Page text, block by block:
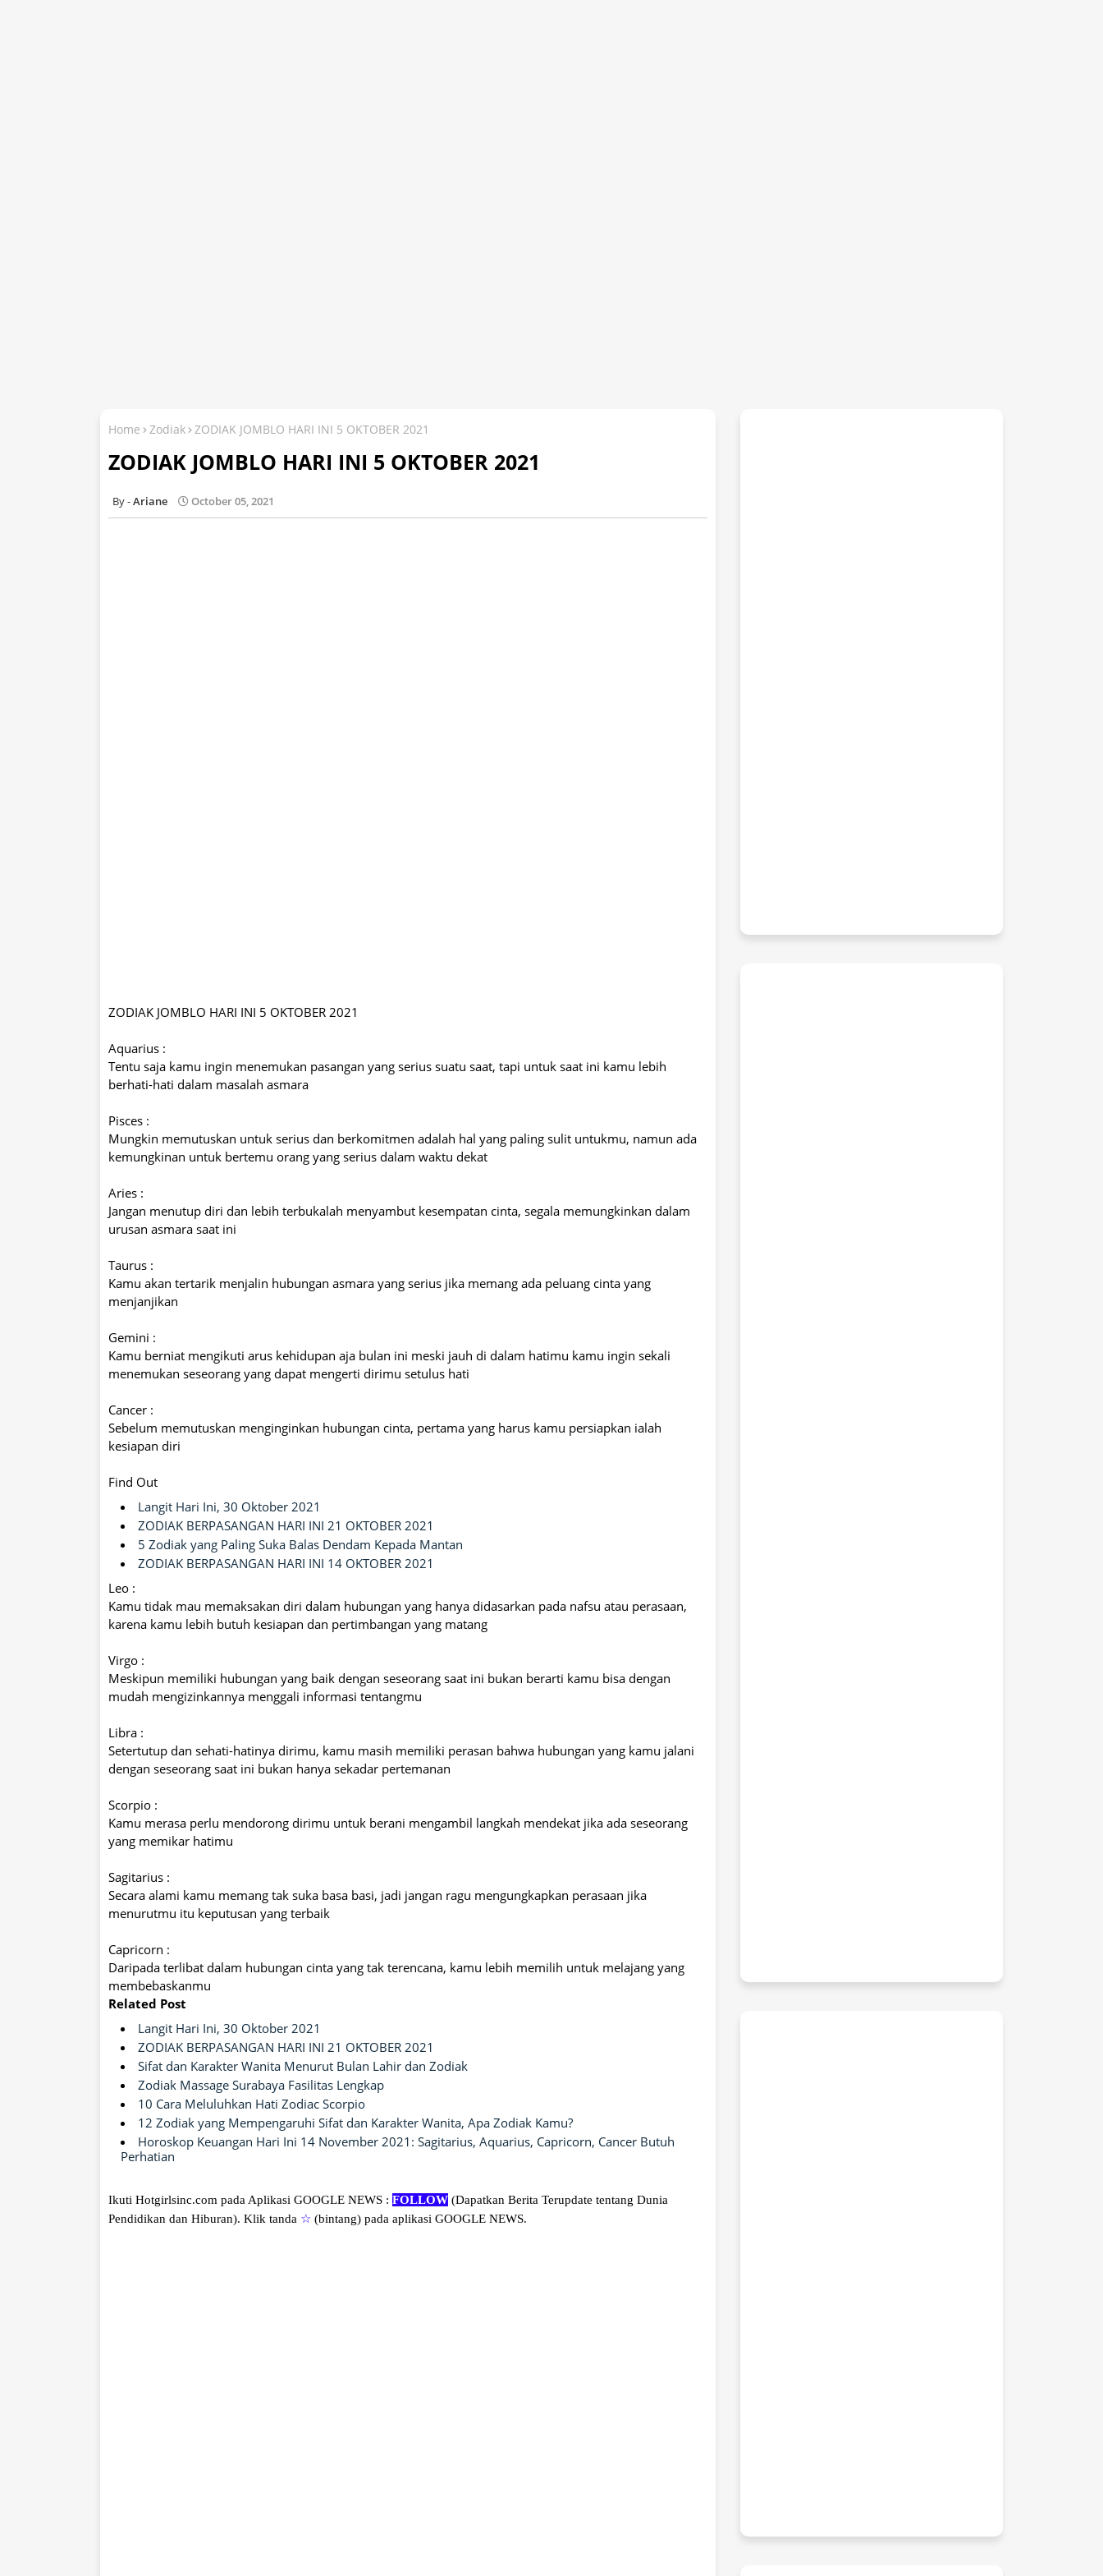
Home Zodiak ZODIAK JOMBLO HARI INI 5 OKTOBER 2021
ZODIAK JOMBLO HARI INI 5 OKTOBER 2021
Ariane October 05, 2021
ZODIAK JOMBLO HARI INI 5 OKTOBER 2021
Aquarius :
Tentu saja kamu ingin menemukan pasangan yang serius suatu saat, tapi untuk saat ini kamu lebih
berhati-hati dalam masalah asmara
Pisces :
Mungkin memutuskan untuk serius dan berkomitmen adalah hal yang paling sulit untukmu, namun ada
kemungkinan untuk bertemu orang yang serius dalam waktu dekat
Aries :
Jangan menutup diri dan lebih terbukalah menyambut kesempatan cinta, segala memungkinkan dalam
urusan asmara saat ini
Taurus :
Kamu akan tertarik menjalin hubungan asmara yang serius jika memang ada peluang cinta yang
menjanjikan
Gemini :
Kamu berniat mengikuti arus kehidupan aja bulan ini meski jauh di dalam hatimu kamu ingin sekali
menemukan seseorang yang dapat mengerti dirimu setulus hati
Cancer :
Sebelum memutuskan menginginkan hubungan cinta, pertama yang harus kamu persiapkan ialah
kesiapan diri
Find Out
Langit Hari Ini, 30 Oktober 2021
ZODIAK BERPASANGAN HARI INI 21 OKTOBER 2021
5 Zodiak yang Paling Suka Balas Dendam Kepada Mantan
ZODIAK BERPASANGAN HARI INI 14 OKTOBER 2021
Leo :
Kamu tidak mau memaksakan diri dalam hubungan yang hanya didasarkan pada nafsu atau perasaan,
karena kamu lebih butuh kesiapan dan pertimbangan yang matang
Virgo :
Meskipun memiliki hubungan yang baik dengan seseorang saat ini bukan berarti kamu bisa dengan
mudah mengizinkannya menggali informasi tentangmu
Libra :
Setertutup dan sehati-hatinya dirimu, kamu masih memiliki perasan bahwa hubungan yang kamu jalani
dengan seseorang saat ini bukan hanya sekadar pertemanan
Scorpio :
Kamu merasa perlu mendorong dirimu untuk berani mengambil langkah mendekat jika ada seseorang
yang memikar hatimu
Sagitarius :
Secara alami kamu memang tak suka basa basi, jadi jangan ragu mengungkapkan perasaan jika
menurutmu itu keputusan yang terbaik
Capricorn :
Daripada terlibat dalam hubungan cinta yang tak terencana, kamu lebih memilih untuk melajang yang
membebaskanmu
Related Post
Langit Hari Ini, 30 Oktober 2021
ZODIAK BERPASANGAN HARI INI 21 OKTOBER 2021
Sifat dan Karakter Wanita Menurut Bulan Lahir dan Zodiak
Zodiak Massage Surabaya Fasilitas Lengkap
10 Cara Meluluhkan Hati Zodiac Scorpio
12 Zodiak yang Mempengaruhi Sifat dan Karakter Wanita, Apa Zodiak Kamu?
Horoskop Keuangan Hari Ini 14 November 2021: Sagitarius, Aquarius, Capricorn, Cancer Butuh
Perhatian
Ikuti Hotgirlsinc.com pada Aplikasi GOOGLE NEWS : FOLLOW (Dapatkan Berita Terupdate tentang Dunia
Pendidikan dan Hiburan). Klik tanda ☆ (bintang) pada aplikasi GOOGLE NEWS.